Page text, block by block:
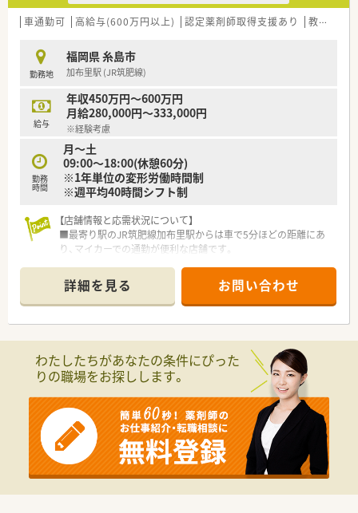
車通勤可 高給与(600万円以上) 認定薬剤師取得支援あり 教育制度あり
勤務地
福岡県 糸島市
加布里駅 (JR筑肥線)
給与
年収450万円～600万円
月給280,000円～333,000円
※経験考慮
勤務
時間
月～土
09:00～18:00(休憩60分)
※1年単位の変形労働時間制
※週平均40時間シフト制
【店舗情報と応需状況について】
■最寄り駅のJR筑肥線加布里駅からは車で5分ほどの距離にあ
り、マイカーでの通勤が便利な店舗です。
施設への在宅医療も合わせて対応しています。
■1日の処方箋枚数は約120枚程度で、現在は常勤薬剤師5名と事
務3名の充実した体制で対応しています。
■創業40年を迎え、福岡県を中心にドラッグストアと調剤薬局
を90店舗以上展開する成長中の企業です。
■「健康経営優良法人ホワイト500」に5年連続で認定されてお
■調剤部門の離職率は約7％と非常に低く、勤続10年以上のベテ
ラン社員も多数在籍している環境です。
【求人情報について】
■年収はご経験やスキルを考慮して決定されますが、管理薬剤師
候補であれば最大600万円も検討可能です。
■糸島エリアの加布里店では地域手当の支給対象となっており、
詳細を見る お問い合わせ
わたしたちがあなたの条件にぴった
りの職場をお探しします。